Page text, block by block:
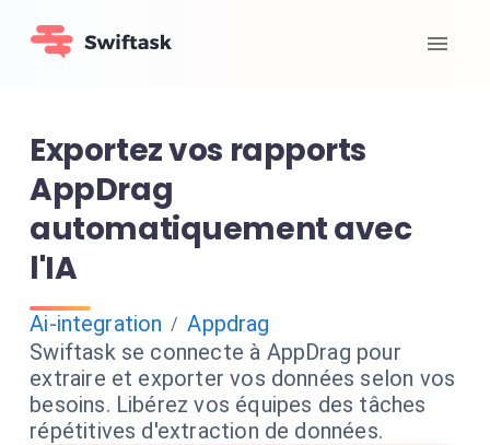
Exportez vos rapports
AppDrag
automatiquement avec
l'IA
Ai-integration / Appdrag
Swiftask se connecte à AppDrag pour
extraire et exporter vos données selon vos
besoins. Libérez vos équipes des tâches
répétitives d'extraction de données.